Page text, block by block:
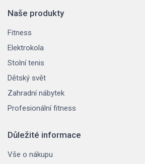
Naše produkty
Fitness
Elektrokola
Stolní tenis
Dětský svět
Zahradní nábytek
Profesionální fitness
Důležité informace
Vše o nákupu